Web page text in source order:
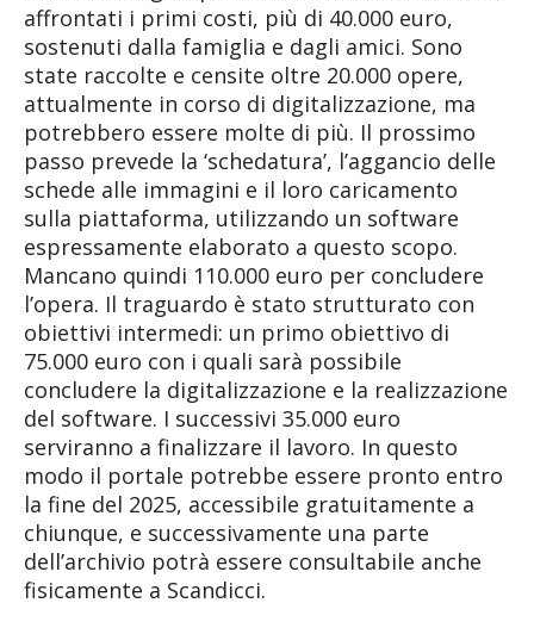
affrontati i primi costi, più di 40.000 euro,
sostenuti dalla famiglia e dagli amici. Sono
state raccolte e censite oltre 20.000 opere,
attualmente in corso di digitalizzazione, ma
potrebbero essere molte di più. Il prossimo
passo prevede la ‘schedatura’, l’aggancio delle
schede alle immagini e il loro caricamento
sulla piattaforma, utilizzando un software
espressamente elaborato a questo scopo.
Mancano quindi 110.000 euro per concludere
l’opera. Il traguardo è stato strutturato con
obiettivi intermedi: un primo obiettivo di
75.000 euro con i quali sarà possibile
concludere la digitalizzazione e la realizzazione
del software. I successivi 35.000 euro
serviranno a finalizzare il lavoro. In questo
modo il portale potrebbe essere pronto entro
la fine del 2025, accessibile gratuitamente a
chiunque, e successivamente una parte
dell’archivio potrà essere consultabile anche
fisicamente a Scandicci.